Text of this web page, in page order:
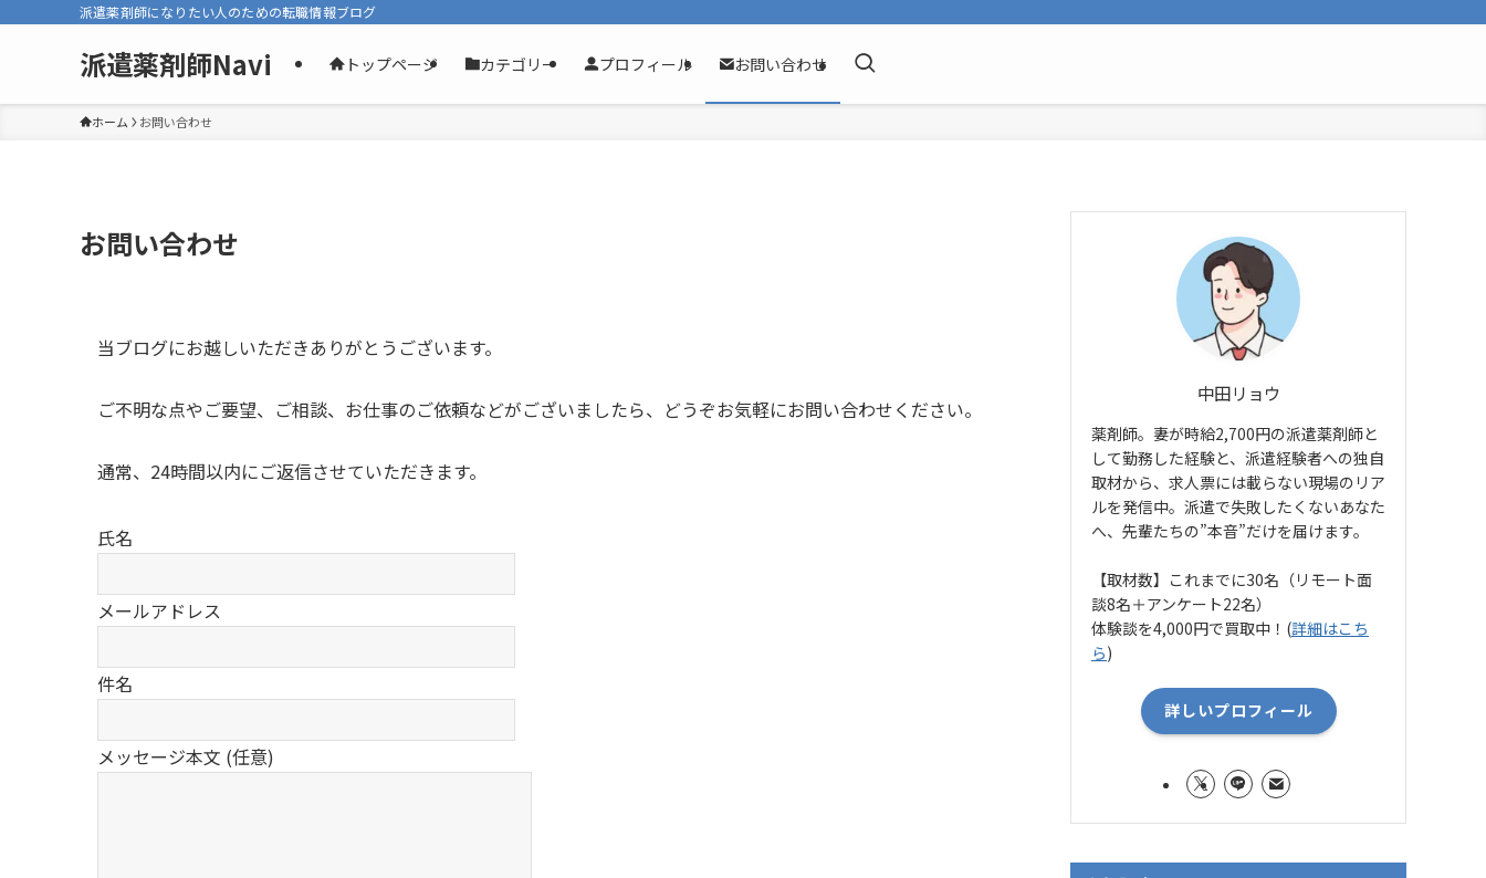
派遣薬剤師になりたい人のための転職情報ブログ
派遣薬剤師Navi トップページ カテゴリー プロフィール お問い合わせ
ホーム お問い合わせ
お問い合わせ
当ブログにお越しいただきありがとうございます。
ご不明な点やご要望、ご相談、お仕事のご依頼などがございましたら、どうぞお気軽にお問い合わせください。
通常、24時間以内にご返信させていただきます。
氏名
メールアドレス
件名
メッセージ本文 (任意)
中田リョウ
薬剤師。妻が時給2,700円の派遣薬剤師と
して勤務した経験と、派遣経験者への独自
取材から、求人票には載らない現場のリア
ルを発信中。派遣で失敗したくないあなた
へ、先輩たちの”本音”だけを届けます。
【取材数】これまでに30名（リモート面
談8名＋アンケート22名）
体験談を4,000円で買取中！(詳細はこち
ら)
詳しいプロフィール